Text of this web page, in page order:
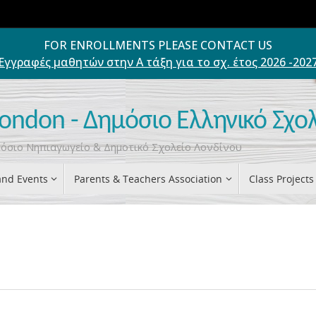
FOR ENROLLMENTS PLEASE CONTACT US
Εγγραφές μαθητών στην Α τάξη για το σχ. έτος 2026 -
- Δημόσιο Ελληνικό
Νηπιαγωγείο & Δημοτικό Σχολείο Λονδίνου
Events Parents & Teachers Association Class Projects